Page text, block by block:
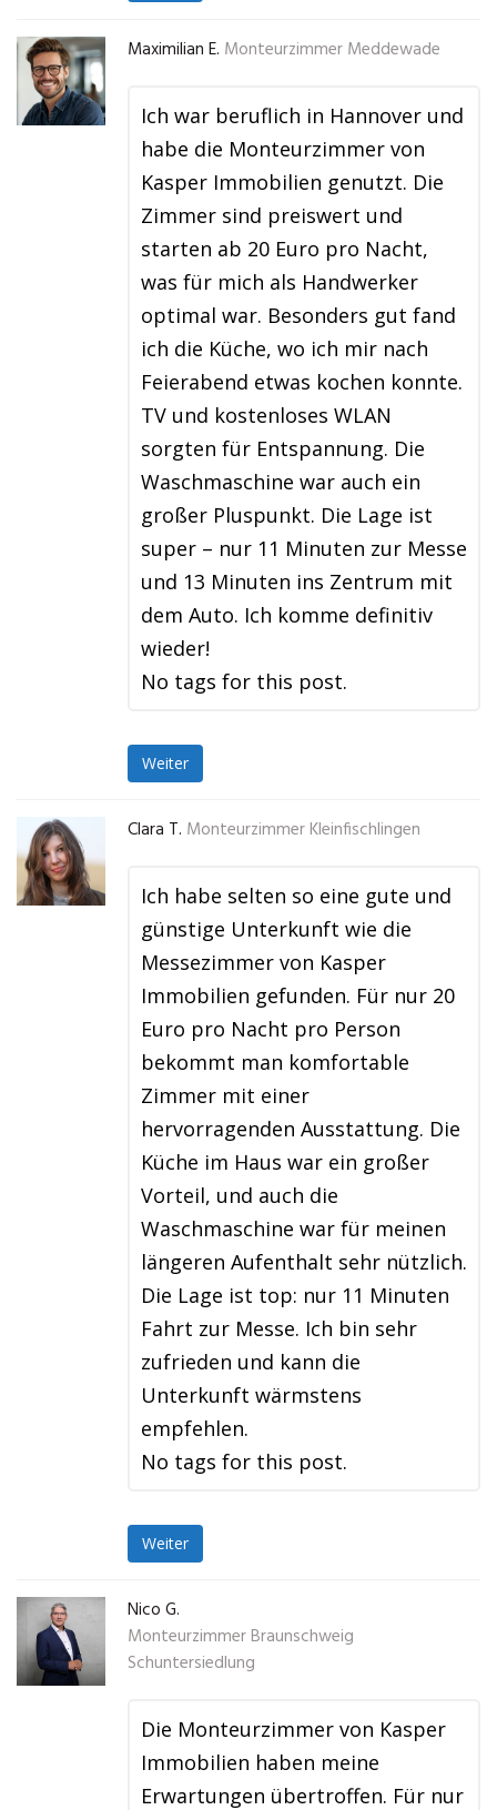
Maximilian E. Monteurzimmer Meddewade
Ich war beruflich in Hannover und
habe die Monteurzimmer von
Kasper Immobilien genutzt. Die
Zimmer sind preiswert und
starten ab 20 Euro pro Nacht,
was für mich als Handwerker
optimal war. Besonders gut fand
ich die Küche, wo ich mir nach
Feierabend etwas kochen konnte.
TV und kostenloses WLAN
sorgten für Entspannung. Die
Waschmaschine war auch ein
großer Pluspunkt. Die Lage ist
super – nur 11 Minuten zur Messe
und 13 Minuten ins Zentrum mit
dem Auto. Ich komme definitiv
wieder!
No tags for this post.
Weiter
Clara T. Monteurzimmer Kleinfischlingen
Ich habe selten so eine gute und
günstige Unterkunft wie die
Messezimmer von Kasper
Immobilien gefunden. Für nur 20
Euro pro Nacht pro Person
bekommt man komfortable
Zimmer mit einer
hervorragenden Ausstattung. Die
Küche im Haus war ein großer
Vorteil, und auch die
Waschmaschine war für meinen
längeren Aufenthalt sehr nützlich.
Die Lage ist top: nur 11 Minuten
Fahrt zur Messe. Ich bin sehr
zufrieden und kann die
Unterkunft wärmstens
empfehlen.
No tags for this post.
Weiter
Nico G.
Monteurzimmer Braunschweig
Schuntersiedlung
Die Monteurzimmer von Kasper
Immobilien haben meine
Erwartungen übertroffen. Für nur